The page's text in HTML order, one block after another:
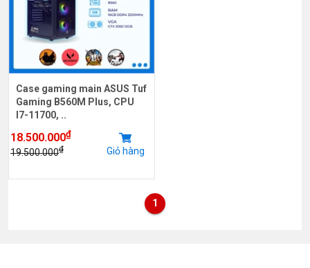
Case gaming main ASUS Tuf
Gaming B560M Plus, CPU
I7-11700, ..
18.500.000₫
19.500.000₫ Giỏ hàng
1